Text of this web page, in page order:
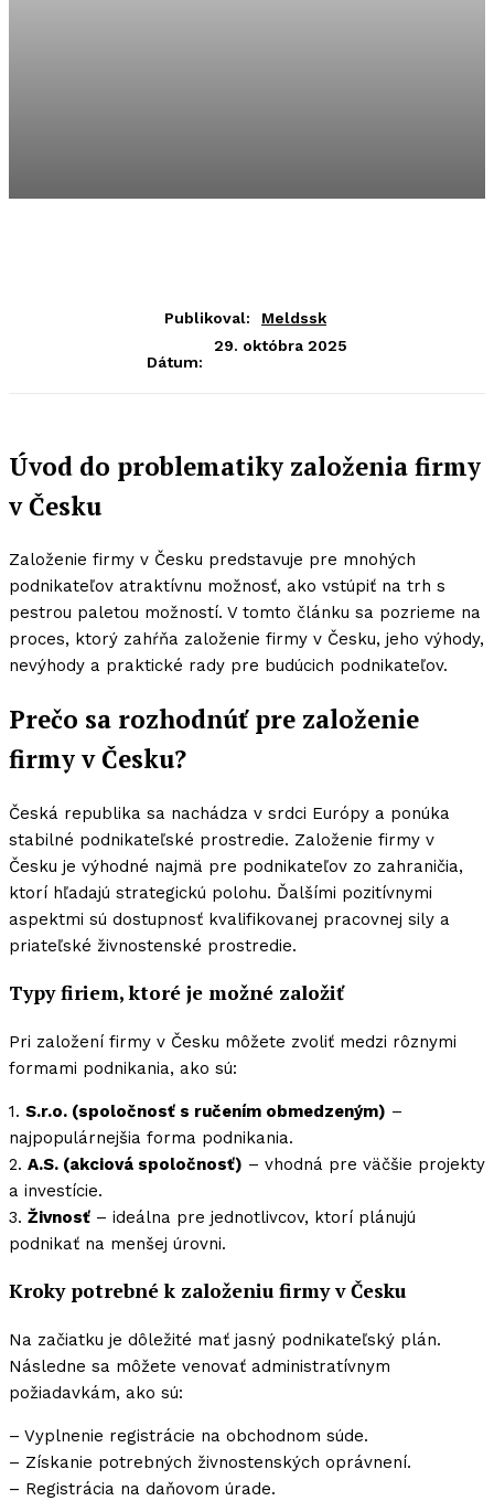
Publikoval: Meldssk
Dátum:
29. októbra 2025
Úvod do problematiky založenia firmy
v Česku
Založenie firmy v Česku predstavuje pre mnohých
podnikateľov atraktívnu možnosť, ako vstúpiť na trh s
pestrou paletou možností. V tomto článku sa pozrieme na
proces, ktorý zahŕňa založenie firmy v Česku, jeho výhody,
nevýhody a praktické rady pre budúcich podnikateľov.
Prečo sa rozhodnúť pre založenie
firmy v Česku?
Česká republika sa nachádza v srdci Európy a ponúka
stabilné podnikateľské prostredie. Založenie firmy v
Česku je výhodné najmä pre podnikateľov zo zahraničia,
ktorí hľadajú strategickú polohu. Ďalšími pozitívnymi
aspektmi sú dostupnosť kvalifikovanej pracovnej sily a
priateľské živnostenské prostredie.
Typy firiem, ktoré je možné založiť
Pri založení firmy v Česku môžete zvoliť medzi rôznymi
formami podnikania, ako sú:
1. S.r.o. (spoločnosť s ručením obmedzeným) –
najpopulárnejšia forma podnikania.
2. A.S. (akciová spoločnosť) – vhodná pre väčšie projekty
a investície.
3. Živnosť – ideálna pre jednotlivcov, ktorí plánujú
podnikať na menšej úrovni.
Kroky potrebné k založeniu firmy v Česku
Na začiatku je dôležité mať jasný podnikateľský plán.
Následne sa môžete venovať administratívnym
požiadavkám, ako sú:
– Vyplnenie registrácie na obchodnom súde.
– Získanie potrebných živnostenských oprávnení.
– Registrácia na daňovom úrade.